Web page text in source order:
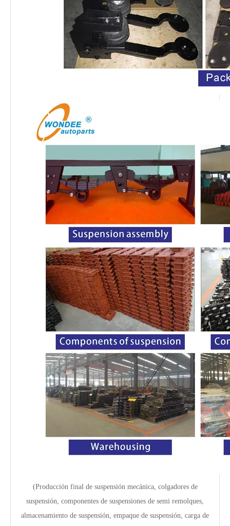
(Producción final de suspensión mecánica, colgadores de
suspensión, componentes de suspensiones de semi remolques,
almacenamiento de suspensión, empaque de suspensión, carga de